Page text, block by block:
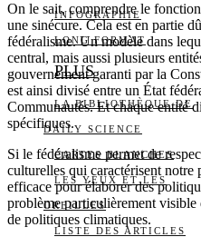
INFOGRAPHIE
LONG FORMAT
PLUS
LA BIBLIOTHÈQUE DE
DAILY SCIENCE
CARTES BLANCHES
LES YEUX ET LES
OREILLES
LISTE DES ARTICLES
On le sait, comprendre le
une sinécure. Cela est en partie
fédéralisme. Un modèle dans
central, mais aussi plusieurs
gouvernement garanti par la
est ainsi divisé entre un État
Communautés. Et chaque entité
spécifiques.
Si le fédéralisme permet de
culturelles qui caractérisent notre
efficace pour élaborer des
problème particulièrement visible
de politiques climatiques.